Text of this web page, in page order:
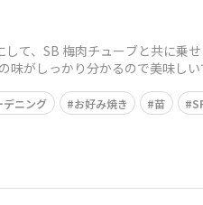
て、SB 梅肉チューブと共に乗
がしっかり分かるので美味し
デニング お好み焼き 苗